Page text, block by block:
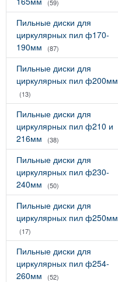
(59)
Пильные диски для
циркулярных пил ф170-
190мм
(87)
Пильные диски для
циркулярных пил ф200мм
(13)
Пильные диски для
циркулярных пил ф210 и
216мм
(38)
Пильные диски для
циркулярных пил ф230-
240мм
(50)
Пильные диски для
циркулярных пил ф250мм
(17)
Пильные диски для
циркулярных пил ф254-
260мм
(52)